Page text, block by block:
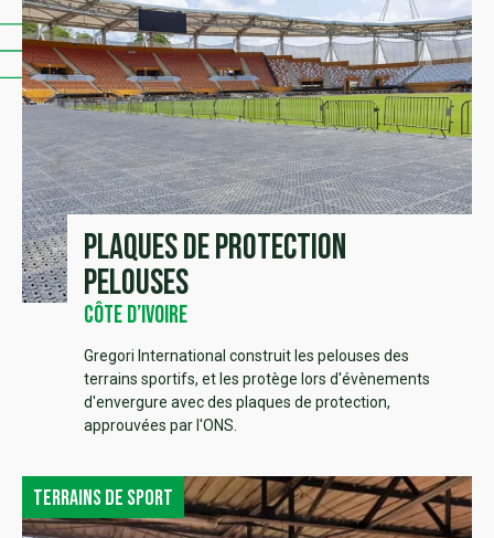
Plaques de protection
pelouses
Côte d’Ivoire
Gregori International construit les pelouses des
terrains sportifs, et les protège lors d'évènements
d'envergure avec des plaques de protection,
approuvées par l'ONS.
Terrains de sport